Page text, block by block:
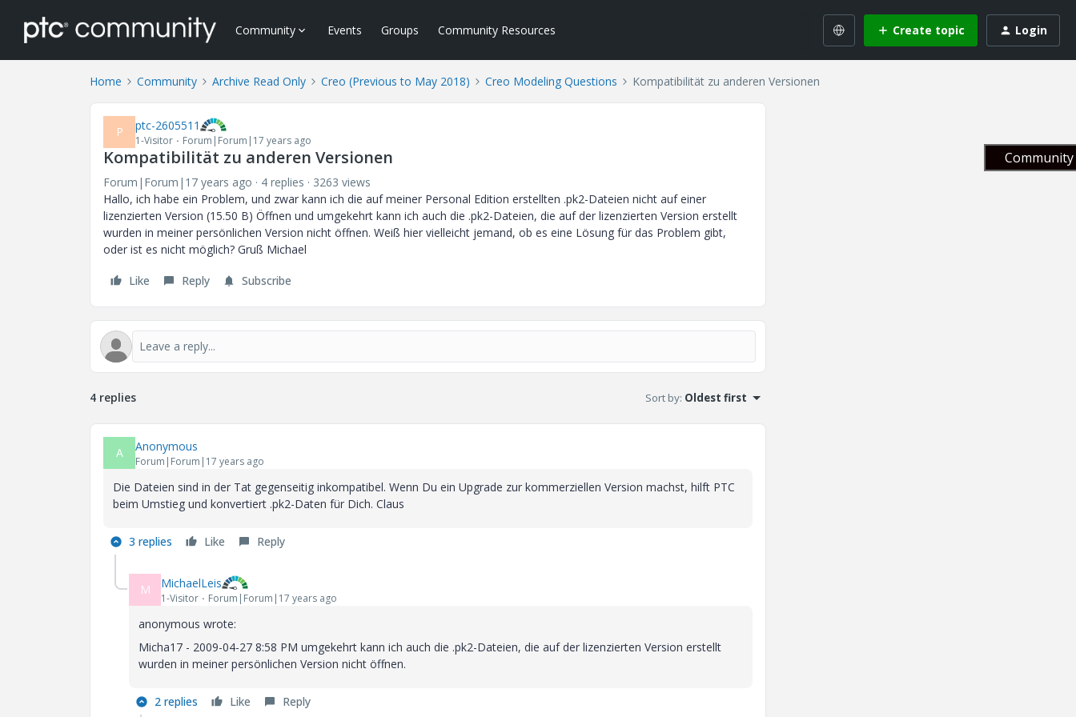
Community Events Groups Community Resources Create topic Login
Home Community Archive Read Only Creo (Previous to May 2018) Creo Modeling Questions Kompatibilität zu anderen Versionen
P ptc-2605511
1-Visitor Forum|Forum|17 years ago
Kompatibilität zu anderen Versionen
Forum|Forum|17 years ago 4 replies
3263 views
Hallo, ich habe ein Problem, und zwar kann ich die auf meiner Personal Edition erstellten .pk2-Dateien nicht auf einer
lizenzierten Version (15.50 B) Öffnen und umgekehrt kann ich auch die .pk2-Dateien, die auf der lizenzierten Version erstellt
wurden in meiner persönlichen Version nicht öffnen. Weiß hier vielleicht jemand, ob es eine Lösung für das Problem gibt,
oder ist es nicht möglich? Gruß Michael
Like Reply Subscribe
4 replies Sort by: Oldest first
A Anonymous
Forum|Forum|17 years ago
Die Dateien sind in der Tat gegenseitig inkompatibel. Wenn Du ein Upgrade zur kommerziellen Version machst, hilft PTC
beim Umstieg und konvertiert .pk2-Daten für Dich. Claus
3 replies Like Reply
M MichaelLeis
1-Visitor Forum|Forum|17 years ago
anonymous wrote:
Micha17 - 2009-04-27 8:58 PM umgekehrt kann ich auch die .pk2-Dateien, die auf der lizenzierten Version erstellt
wurden in meiner persönlichen Version nicht öffnen.
2 replies Like Reply